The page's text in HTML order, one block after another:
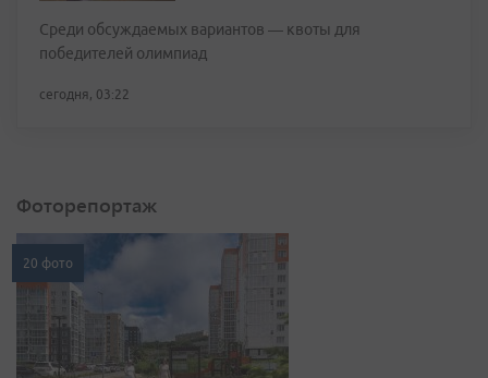
Среди обсуждаемых вариантов — квоты для
победителей олимпиад
сегодня, 03:22
Фоторепортаж
20 фото